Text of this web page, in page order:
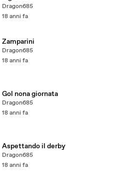
Dragon685
18 anni fa
Zamparini
Dragon685
18 anni fa
Gol nona giornata
Dragon685
18 anni fa
Aspettando il derby
Dragon685
18 anni fa